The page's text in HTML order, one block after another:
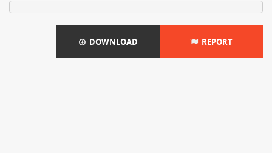
DOWNLOAD REPORT